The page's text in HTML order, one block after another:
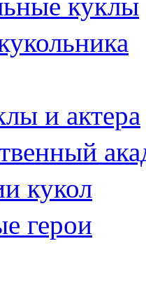
и актера
кукол
герои